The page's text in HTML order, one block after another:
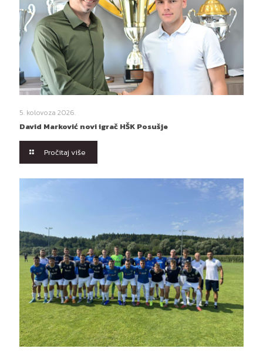
5. kolovoza 2026.
David Marković novi igrač HŠK Posušje
Pročitaj više